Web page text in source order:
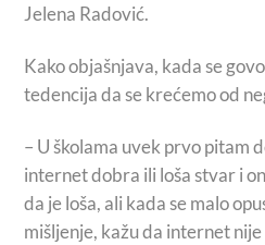
Jelena Radović.
Kako objašnjava, kada se
tedencija da se krećemo od
– U školama uvek prvo pitam
internet dobra ili loša stvar i
da je loša, ali kada se malo
mišljenje, kažu da internet